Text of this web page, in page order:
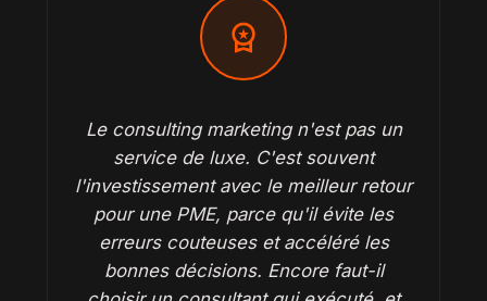
workspace_premium
Le consulting marketing n'est pas un
service de luxe. C'est souvent
l'investissement avec le meilleur retour
pour une PME, parce qu'il évite les
erreurs couteuses et accéléré les
bonnes décisions. Encore faut-il